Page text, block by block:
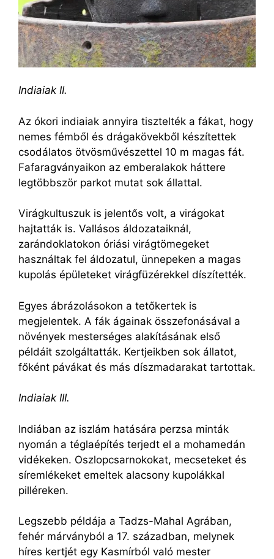
Indiaiak II.
Az ókori indiaiak annyira tisztelték a fákat, hogy
nemes fémből és drágakövekből készítettek
csodálatos ötvösművészettel 10 m magas fát.
Fafaragványaikon az emberalakok háttere
legtöbbször parkot mutat sok állattal.
Virágkultuszuk is jelentős volt, a virágokat
hajtatták is. Vallásos áldozataiknál,
zarándoklatokon óriási virágtömegeket
használtak fel áldozatul, ünnepeken a magas
kupolás épületeket virágfüzérekkel díszítették.
Egyes ábrázolásokon a tetőkertek is
megjelentek. A fák ágainak összefonásával a
növények mesterséges alakításának első
példáit szolgáltatták. Kertjeikben sok állatot,
főként pávákat és más díszmadarakat tartottak.
Indiaiak III.
Indiában az iszlám hatására perzsa minták
nyomán a téglaépítés terjedt el a mohamedán
vidékeken. Oszlopcsarnokokat, mecseteket és
síremlékeket emeltek alacsony kupolákkal
pilléreken.
Legszebb példája a Tadzs-Mahal Agrában,
fehér márványból a 17. században, melynek
híres kertjét egy Kasmírból való mester